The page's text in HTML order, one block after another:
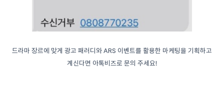
드라마 장르에 맞게 광고 패러디와 ARS 이벤트를 활용한 마케팅을 기획하고
계신다면 아톡비즈로 문의 주세요!